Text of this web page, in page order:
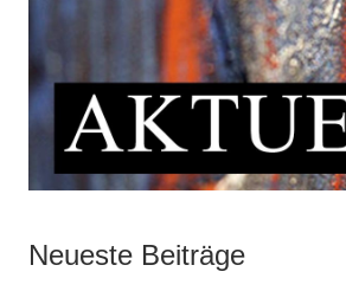
Neueste Beiträge